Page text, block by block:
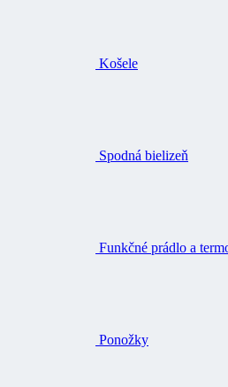
Košele
Spodná bielizeň
Funkčné prádlo a
Ponožky